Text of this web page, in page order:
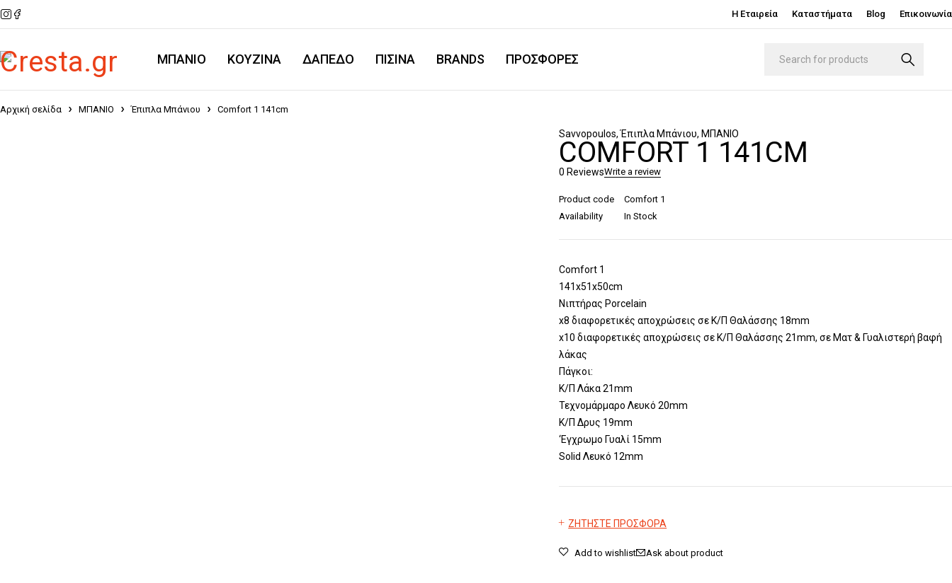
Η Εταιρεία Καταστήματα Blog Επικοινωνία
ΜΠΑΝΙΟ KOYZINA ΔΑΠΕΔΟ ΠΙΣΙΝΑ BRANDS ΠΡΟΣΦΟΡΕΣ
Αρχική σελίδα ΜΠΑΝΙΟ Έπιπλα Μπάνιου Comfort 1 141cm
Savvopoulos,Έπιπλα Μπάνιου, ΜΠΑΝΙΟ
COMFORT 1 141CM
0 ReviewsWrite a review
Product code
Comfort 1
Availability
In Stock
Comfort 1
141x51x50cm
Νιπτήρας Porcelain
x8 διαφορετικές αποχρώσεις σε Κ/Π Θαλάσσης 18mm
x10 διαφορετικές αποχρώσεις σε Κ/Π Θαλάσσης 21mm, σε Ματ & Γυαλιστερή βαφή
λάκας
Πάγκοι:
Κ/Π Λάκα 21mm
Τεχνομάρμαρο Λευκό 20mm
Κ/Π Δρυς 19mm
‘Εγχρωμο Γυαλί 15mm
Solid Λευκό 12mm
ΖΗΤΗΣΤΕ ΠΡΟΣΦΟΡΑ
Ask about product